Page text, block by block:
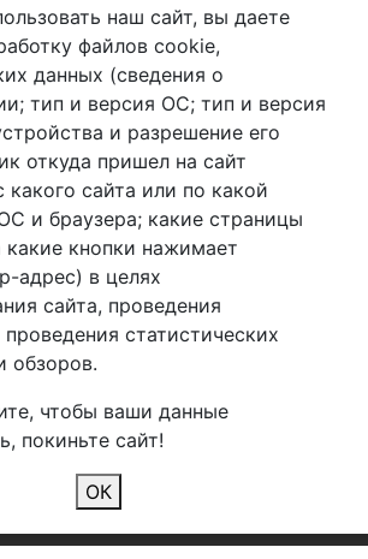
38-08
- оптовые продажи
г. Щелково, пер.
владение 2.
наш сайт, вы даете
файлов cookie,
данных (сведения о
тип и версия ОС; тип и версия
и разрешение его
откуда пришел на сайт
какого сайта или по какой
и браузера; какие страницы
какие кнопки нажимает
адрес) в целях
сайта, проведения
проведения статистических
обзоров.
чтобы ваши данные
покиньте сайт!
ОК